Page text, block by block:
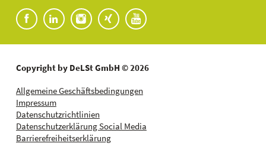
anderen Quellen
Copyright by DeLSt GmbH © 2026
Allgemeine Geschäftsbedingungen
Impressum
Datenschutzrichtlinien
Datenschutzerklärung Social Media
Barrierefreiheitserklärung